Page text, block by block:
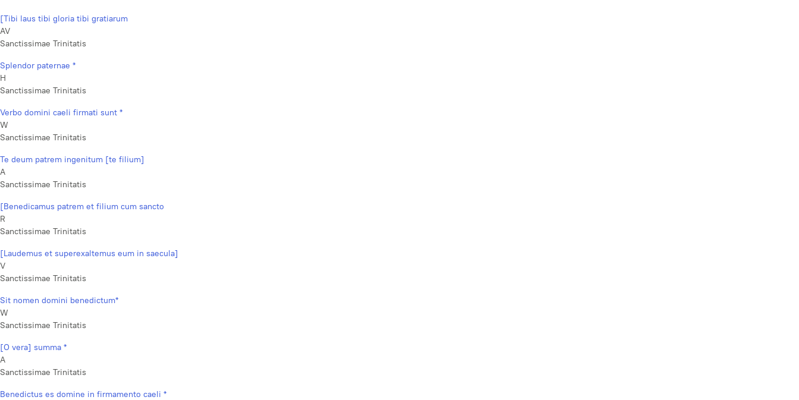
[Tibi laus tibi gloria tibi gratiarum
AV
Sanctissimae Trinitatis
Splendor paternae *
H
Sanctissimae Trinitatis
Verbo domini caeli firmati sunt *
W
Sanctissimae Trinitatis
Te deum patrem ingenitum [te filium]
A
Sanctissimae Trinitatis
[Benedicamus patrem et filium cum sancto
R
Sanctissimae Trinitatis
[Laudemus et superexaltemus eum in saecula]
V
Sanctissimae Trinitatis
Sit nomen domini benedictum*
W
Sanctissimae Trinitatis
[O vera] summa *
A
Sanctissimae Trinitatis
Benedictus es domine in firmamento caeli *